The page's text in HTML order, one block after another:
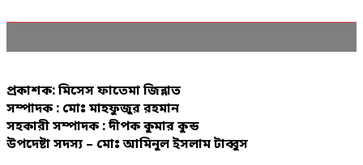
প্রকাশক: মিসেস ফাতেমা জিন্নাত
সম্পাদক : মোঃ মাহফুজুর রহমান
সহকারী সম্পাদক : দীপক কুমার কুন্ড
উপদেষ্টা সদস্য – মোঃ আমিনুল ইসলাম টাব্বুস